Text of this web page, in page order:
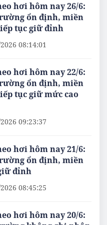
hơi hôm nay 26/6:
ổn định, miền
tục giữ đỉnh
08:14:01
hơi hôm nay 22/6:
ổn định, miền
tục giữ mức cao
09:23:37
hơi hôm nay 21/6:
ổn định, miền
đỉnh
08:45:25
hơi hôm nay 20/6: